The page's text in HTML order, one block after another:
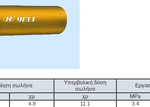
σωλήνα
Υπερβολική δόση
σωλήνα
χμ χμ MPa
4.8 11.1 3.4